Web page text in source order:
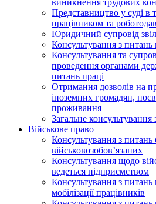
виникнення трудових
Представництво у суді в
працівником та
Юридичний супровід
Консультування з питань
Консультування та
проведення органами
питань праці
Отримання дозволів на
іноземних громадян,
проживання
Загальне
Військове право
Консультування з
військовозобов’язаних
Консультування щодо
ведеться підприємством
Консультування з питань
мобілізації працівників